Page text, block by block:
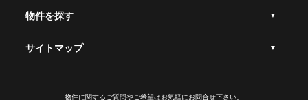
物件を探す
サイトマップ
物件に関するご質問やご希望はお気軽にお問合せ下さい。